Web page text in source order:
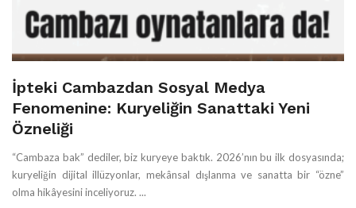
İpteki Cambazdan Sosyal Medya
Fenomenine: Kuryeliğin Sanattaki Yeni
Özneliği
“Cambaza bak” dediler, biz kuryeye baktık. 2026’nın bu ilk dosyasında;
kuryeliğin dijital illüzyonlar, mekânsal dışlanma ve sanatta bir “özne”
olma hikâyesini inceliyoruz. ...